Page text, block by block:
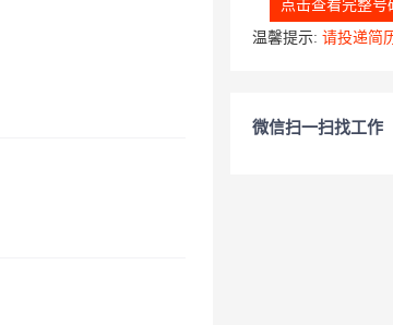
点击查看完整号
温馨提示: 请投递简
微信扫一扫找工作